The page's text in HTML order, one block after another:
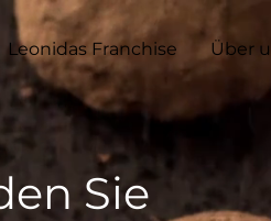
Leonidas Franchise Über
Sie